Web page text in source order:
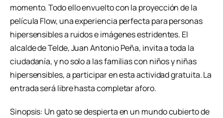
momento. Todo ello envuelto con la proyección de la
película Flow, una experiencia perfecta para personas
hipersensibles a ruidos e imágenes estridentes. El
alcalde de Telde, Juan Antonio Peña, invita a toda la
ciudadanía, y no solo a las familias con niños y niñas
hipersensibles, a participar en esta actividad gratuita. La
entrada será libre hasta completar aforo.
Sinopsis: Un gato se despierta en un mundo cubierto de